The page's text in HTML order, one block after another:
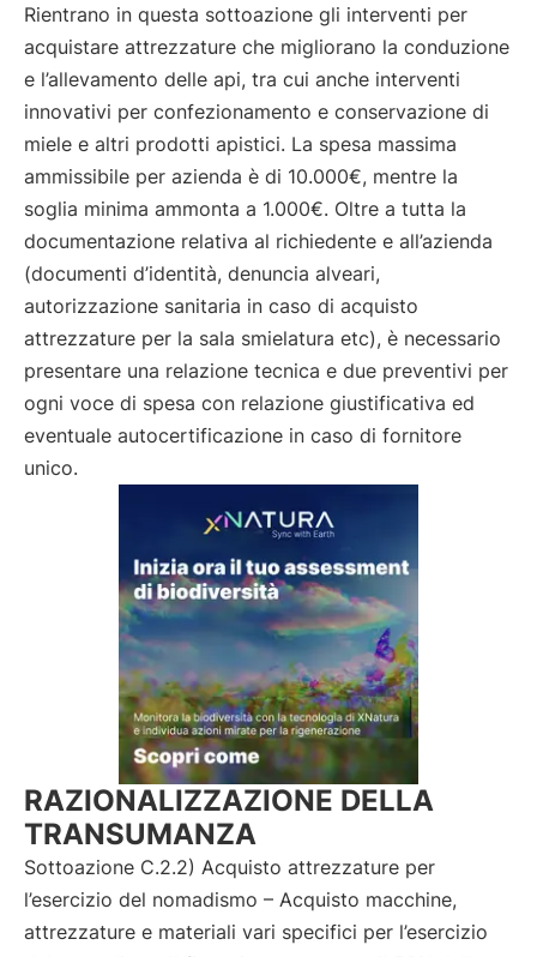
Rientrano in questa sottoazione gli interventi per
acquistare attrezzature che migliorano la conduzione
e l’allevamento delle api, tra cui anche interventi
innovativi per confezionamento e conservazione di
miele e altri prodotti apistici. La spesa massima
ammissibile per azienda è di 10.000€, mentre la
soglia minima ammonta a 1.000€. Oltre a tutta la
documentazione relativa al richiedente e all’azienda
(documenti d’identità, denuncia alveari,
autorizzazione sanitaria in caso di acquisto
attrezzature per la sala smielatura etc), è necessario
presentare una relazione tecnica e due preventivi per
ogni voce di spesa con relazione giustificativa ed
eventuale autocertificazione in caso di fornitore
unico.
RAZIONALIZZAZIONE DELLA
TRANSUMANZA
Sottoazione C.2.2) Acquisto attrezzature per
l’esercizio del nomadismo – Acquisto macchine,
attrezzature e materiali vari specifici per l’esercizio